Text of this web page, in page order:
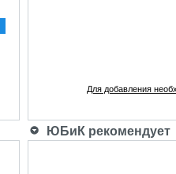
Для добавления
ЮБиК рекомендует